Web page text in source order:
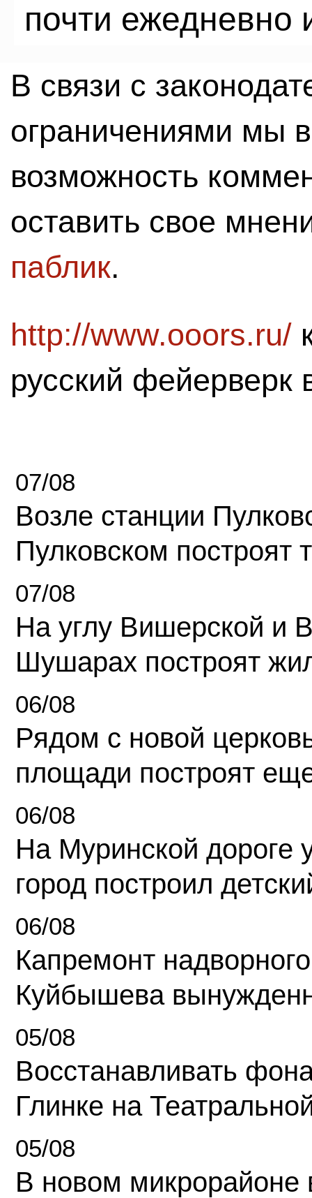
почти ежедневно
В связи с
ограничениями мы
возможность
оставить свое
паблик.
http://www.ooors.ru/
русский фейерверк
07/08
Возле станции
Пулковском построят
07/08
На углу Вишерской и
Шушарах построят
06/08
Рядом с новой
площади построят
06/08
На Муринской дороге
город построил
06/08
Капремонт
Куйбышева
05/08
Восстанавливать
Глинке на
05/08
В новом микрорайоне